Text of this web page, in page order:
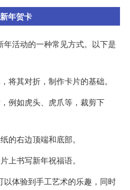
年贺卡
活动的一种常见方式。以下是
将其对折，制作卡片的基础。
例如虎头、虎爪等，裁剪下
的右边顶端和底部。
上书写新年祝福语。
以体验到手工艺术的乐趣，同时